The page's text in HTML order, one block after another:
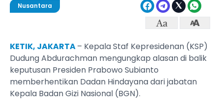
Nusantara
KETIK, JAKARTA– Kepala Staf Kepresidenan (KSP)
Dudung Abdurachman mengungkap alasan di balik
keputusan Presiden Prabowo Subianto
memberhentikan Dadan Hindayana dari jabatan
Kepala Badan Gizi Nasional (BGN).